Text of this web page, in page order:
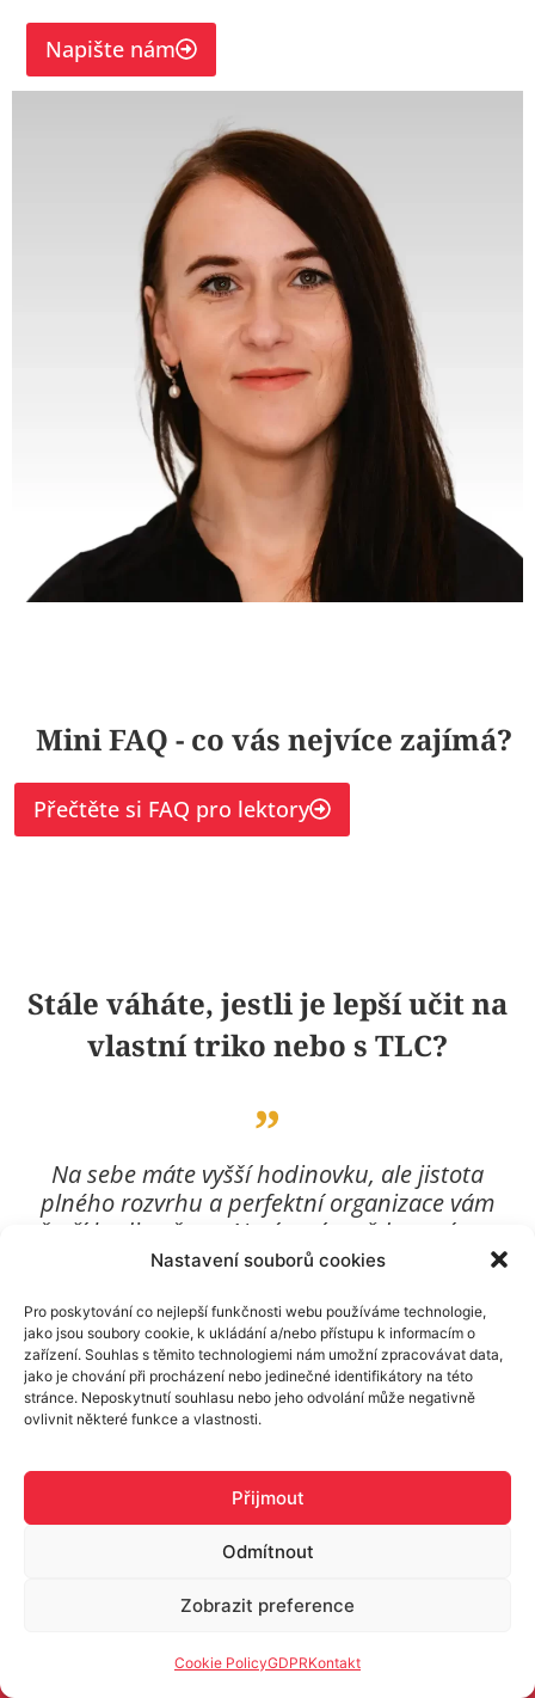
Nastavení souborů cookies
Pro poskytování co nejlepší funkčnosti webu používáme technologie,
jako jsou soubory cookie, k ukládání a/nebo přístupu k informacím o
zařízení. Souhlas s těmito technologiemi nám umožní zpracovávat data,
jako je chování při procházení nebo jedinečné identifikátory na této
stránce. Neposkytnutí souhlasu nebo jeho odvolání může negativně
ovlivnit některé funkce a vlastnosti.
Přijmout
Odmítnout
Zobrazit preference
Cookie PolicyGDPRKontakt
Napište nám
Mini FAQ - co vás nejvíce zajímá?
Přečtěte si FAQ pro lektory
Stále váháte, jestli je lepší učit na
vlastní triko nebo s TLC?
Na sebe máte vyšší hodinovku, ale jistota
plného rozvrhu a perfektní organizace vám
ušetří hodiny času. Navíc máte vždy peníze na
účtu včas a je fajn být něčeho součástí.
Pojďte do toho s námi